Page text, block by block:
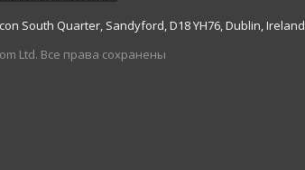
South Quarter, Sandyford, D18 YH76, Dublin, Ireland
Ltd. Все права сохранены